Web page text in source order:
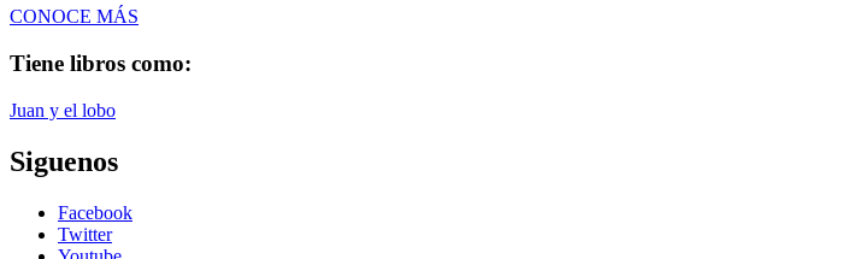
CONOCE MÁS
Tiene libros como:
Juan y el lobo
Siguenos
Facebook
Twitter